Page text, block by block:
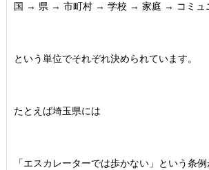
国 → 県 → 市町村 → 学校 → 家庭 → コミュ
という単位でそれぞれ決められています。
たとえば埼玉県には
「エスカレーターでは歩かない」という条例